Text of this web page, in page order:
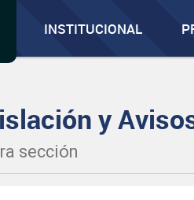
INSTITUCIONAL
y
sección